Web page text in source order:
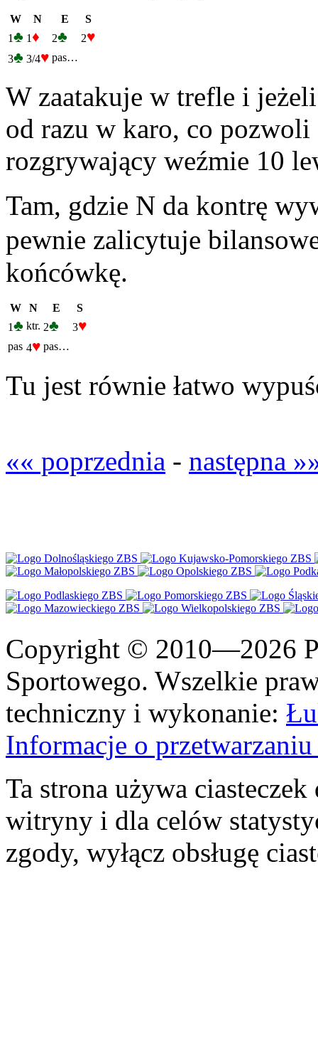
W N E
S
1♣ 1♦ 2♣ 2♥
3♣ 3/4♥ pas…
W zaatakuje w trefle i
od razu w karo, co
rozgrywający weźmie 10
Tam, gdzie N da kontrę
pewnie zalicytuje
końcówkę.
W N E
S
1♣ ktr. 2♣ 3♥
pas 4♥ pas…
Tu jest równie łatwo
«« poprzednia - następna
Copyright © 2010—2026
Sportowego. Wszelkie
techniczny i wykonanie:
Informacje o
Ta strona używa
witryny i dla celów
zgody, wyłącz obsługę